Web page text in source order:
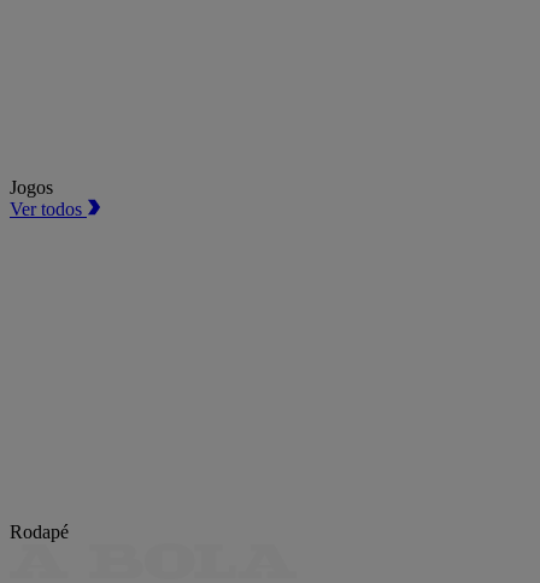
Jogos
Ver todos
Rodapé